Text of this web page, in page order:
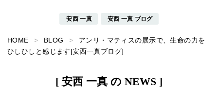
安西 一真 安西 一真 ブログ
HOME BLOG
アンリ・マティスの展示で、生命の力を
ひしひしと感じます[安西一真ブログ]
[ 安西 一真 の NEWS ]